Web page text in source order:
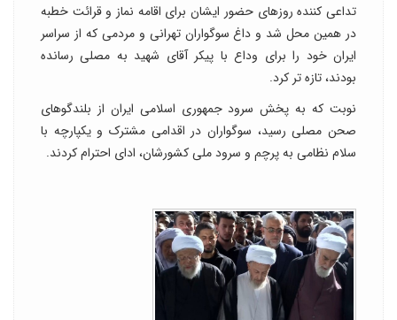
تداعی کننده روزهای حضور ایشان برای اقامه نماز و قرائت خطبه
در همین محل شد و داغ سوگواران تهرانی و مردمی که از سراسر
ایران خود را برای وداع با پیکر آقای شهید به مصلی رسانده
بودند، تازه تر کرد.
نوبت که به پخش سرود جمهوری اسلامی ایران از بلندگوهای
صحن مصلی رسید، سوگواران در اقدامی مشترک و یکپارچه با
سلام نظامی به پرچم و سرود ملی کشورشان، ادای احترام کردند.